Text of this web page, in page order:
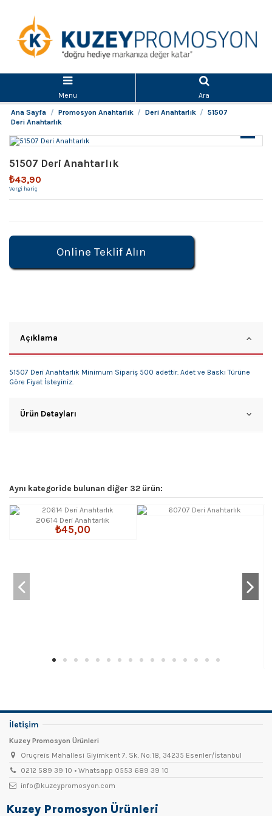
Menu
Ara
Ana Sayfa
Promosyon Anahtarlık Deri Anahtarlık
51507
Deri Anahtarlık
51507 Deri Anahtarlık
₺43,90
Vergi hariç
Online Teklif Alın
Açıklama
51507 Deri Anahtarlık Minimum Sipariş 500 adettir. Adet ve Baskı Türüne
Göre Fiyat İsteyiniz.
Ürün Detayları
Aynı kategoride bulunan diğer 32 ürün:
20614 Deri Anahtarlık
₺45,00
İletişim
Kuzey Promosyon Ürünleri
Oruçreis Mahallesi Giyimkent 7. Sk. No:18, 34235 Esenler/İstanbul
0212 589 39 10 • Whatsapp 0553 689 39 10
info@kuzeypromosyon.com
Kuzey Promosyon Ürünleri